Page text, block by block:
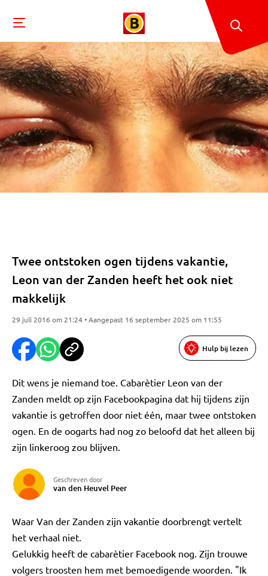
Twee ontstoken ogen tijdens vakantie,
Leon van der Zanden heeft het ook niet
makkelijk
29 juli 2016 om 21:24 • Aangepast 16 september 2025 om 11:55
Hulp bij lezen
Dit wens je niemand toe. Cabarètier Leon van der
Zanden meldt op zijn Facebookpagina dat hij tijdens zijn
vakantie is getroffen door niet één, maar twee ontstoken
ogen. En de oogarts had nog zo beloofd dat het alleen bij
zijn linkeroog zou blijven.
Geschreven door
van den Heuvel Peer
Waar Van der Zanden zijn vakantie doorbrengt vertelt
het verhaal niet.
Gelukkig heeft de cabarètier Facebook nog. Zijn trouwe
volgers troosten hem met bemoedigende woorden. "Ik